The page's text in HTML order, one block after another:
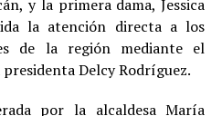
y la primera dama, Jessica
la atención directa a los
de la región mediante el
Delcy Rodríguez.
por la alcaldesa María